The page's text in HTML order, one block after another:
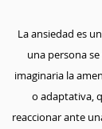
La ansiedad es
una persona
imaginaria la
o adaptativa,
reaccionar ante